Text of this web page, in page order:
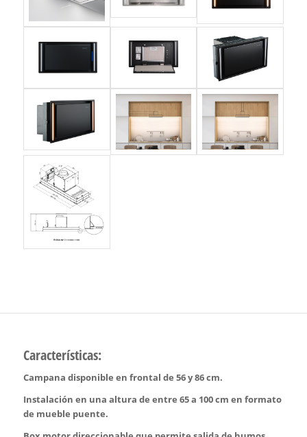
Características:
Campana disponible en frontal de 56 y 86 cm.
Instalación en una altura de entre 65 a 100 cm en formato
de mueble puente.